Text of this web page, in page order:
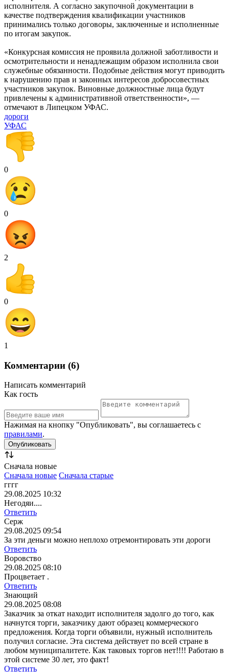
исполнителя. А согласно закупочной документации в
качестве подтверждения квалификации участников
принимались только договоры, заключенные и исполненные
по итогам закупок.
«Конкурсная комиссия не проявила должной заботливости и
осмотрительности и ненадлежащим образом исполнила свои
служебные обязанности. Подобные действия могут приводить
к нарушению прав и законных интересов добросовестных
участников закупок. Виновные должностные лица будут
привлечены к административной ответственности», —
отмечают в Липецком УФАС.
дороги
УФАС
0
0
2
0
1
Комментарии (6)
Написать комментарий
Как гость
Нажимая на кнопку "Опубликовать", вы соглашаетесь с
правилами.
Сначала новые
Сначала новые Сначала старые
гггг
29.08.2025 10:32
Негодяи....
Ответить
Серж
29.08.2025 09:54
За эти деньги можно неплохо отремонтировать эти дороги
Ответить
Воровство
29.08.2025 08:10
Процветает .
Ответить
Знающий
29.08.2025 08:08
Заказчик за откат находит исполнителя задолго до того, как
начнутся торги, заказчику дают образец коммерческого
предложения. Когда торги объявили, нужный исполнитель
получил согласие. Эта система действует по всей стране в
любом муниципалитете. Как таковых торгов нет!!!! Работаю в
этой системе 30 лет, это факт!
Ответить